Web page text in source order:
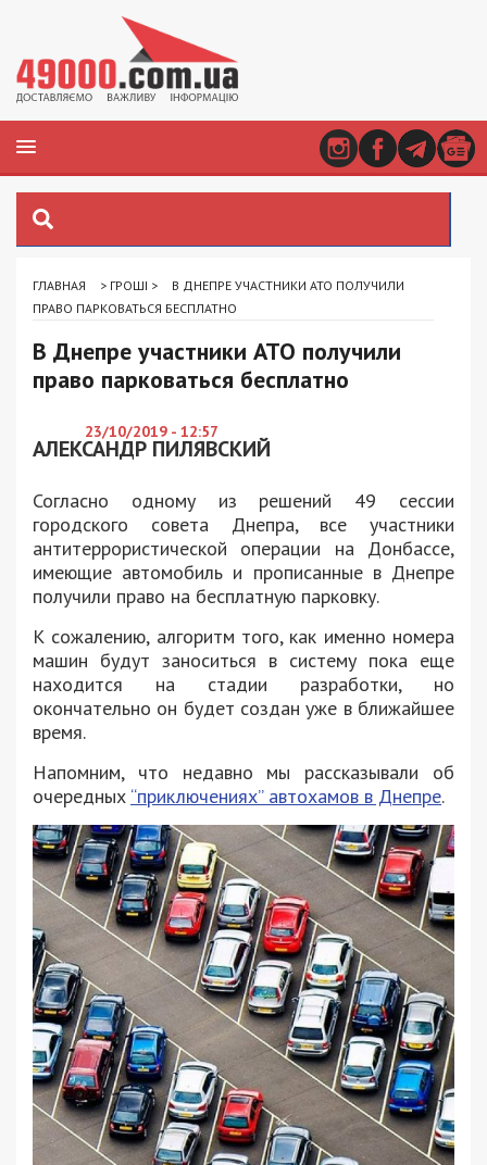
ГЛАВНАЯ > ГРОШІ >
В ДНЕПРЕ УЧАСТНИКИ АТО ПОЛУЧИЛИ
ПРАВО ПАРКОВАТЬСЯ БЕСПЛАТНО
В Днепре участники АТО получили
право парковаться бесплатно
23/10/2019 - 12:57
АЛЕКСАНДР ПИЛЯВСКИЙ
Согласно одному из решений 49 сессии
городского совета Днепра, все участники
антитеррористической операции на Донбассе,
имеющие автомобиль и прописанные в Днепре
получили право на бесплатную парковку.
К сожалению, алгоритм того, как именно номера
машин будут заноситься в систему пока еще
находится на стадии разработки, но
окончательно он будет создан уже в ближайшее
время.
Напомним, что недавно мы рассказывали об
очередных “приключениях” автохамов в Днепре.